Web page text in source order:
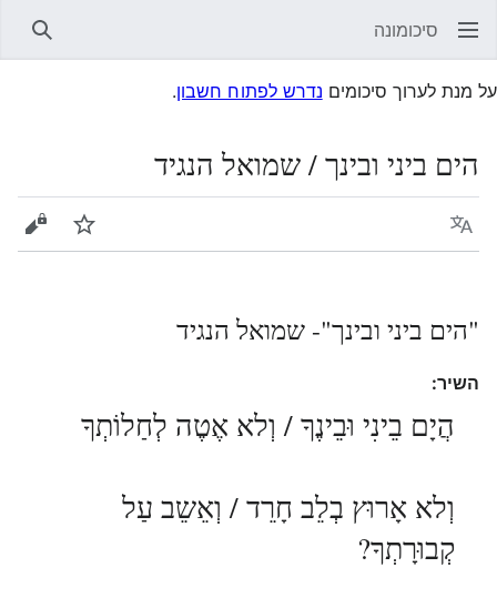
סיכומונה
על מנת לערוך סיכומים נדרש לפתוח חשבון.
הים ביני ובינך / שמואל הנגיד
שפה עקוב
"הים ביני ובינך"- שמואל הנגיד
השיר:
הֲיָם בֵינִי וּבֵינֶךָ / וְלא אֶטֶה לְחַלוֹתְךָ
וְלא אָרוּץ בְלֵב חָרֵד / וְאֵשֵב עַל
קְבוּרָתְךָ?